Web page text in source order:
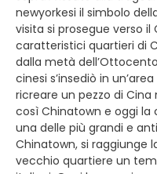
newyorkesi il simbolo
visita si prosegue verso il
caratteristici quartieri di
dalla metà
cinesi s’insediò in
ricreare un pezzo di
così Chinatown e oggi la
una delle più grandi e
Chinatown, si raggiunge
vecchio quartiere un